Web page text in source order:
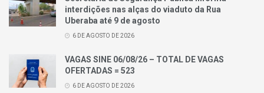
interdições nas alças do viaduto da Rua
Uberaba até 9 de agosto
6 DE AGOSTO DE 2026
VAGAS SINE 06/08/26 – TOTAL DE VAGAS
OFERTADAS = 523
6 DE AGOSTO DE 2026